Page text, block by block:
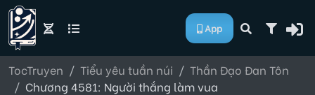
App
TocTruyen Tiểu yêu tuần núi
Thần Đạo Đan Tôn
Chương 4581: Người thắng làm vua